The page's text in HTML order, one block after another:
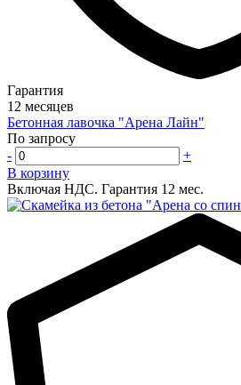
Гарантия
12 месяцев
Бетонная лавочка "Арена Лайн"
По запросу
-
+
В корзину
Включая НДС. Гарантия 12 мес.